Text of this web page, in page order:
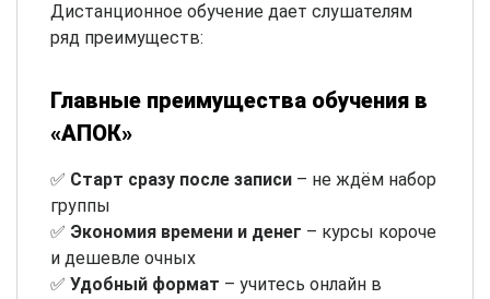
Дистанционное обучение дает слушателям
ряд преимуществ:
Главные преимущества обучения в
«АПОК»
✅ Старт сразу после записи – не ждём набор
группы
✅ Экономия времени и денег – курсы короче
и дешевле очных
✅ Удобный формат – учитесь онлайн в